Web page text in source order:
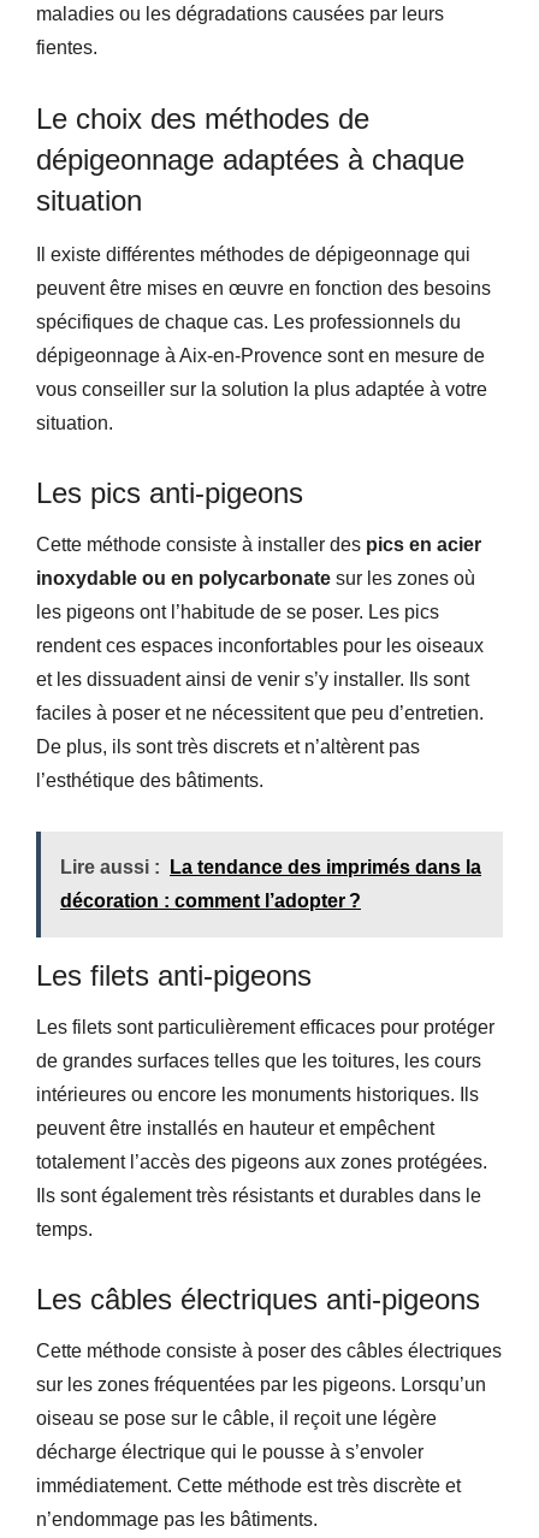
maladies ou les dégradations causées par leurs
fientes.
Le choix des méthodes de
dépigeonnage adaptées à chaque
situation
Il existe différentes méthodes de dépigeonnage qui
peuvent être mises en œuvre en fonction des besoins
spécifiques de chaque cas. Les professionnels du
dépigeonnage à Aix-en-Provence sont en mesure de
vous conseiller sur la solution la plus adaptée à votre
situation.
Les pics anti-pigeons
Cette méthode consiste à installer des pics en acier
inoxydable ou en polycarbonate sur les zones où
les pigeons ont l’habitude de se poser. Les pics
rendent ces espaces inconfortables pour les oiseaux
et les dissuadent ainsi de venir s’y installer. Ils sont
faciles à poser et ne nécessitent que peu d’entretien.
De plus, ils sont très discrets et n’altèrent pas
l’esthétique des bâtiments.
Lire aussi :
La tendance des imprimés dans la
décoration : comment l’adopter ?
Les filets anti-pigeons
Les filets sont particulièrement efficaces pour protéger
de grandes surfaces telles que les toitures, les cours
intérieures ou encore les monuments historiques. Ils
peuvent être installés en hauteur et empêchent
totalement l’accès des pigeons aux zones protégées.
Ils sont également très résistants et durables dans le
temps.
Les câbles électriques anti-pigeons
Cette méthode consiste à poser des câbles électriques
sur les zones fréquentées par les pigeons. Lorsqu’un
oiseau se pose sur le câble, il reçoit une légère
décharge électrique qui le pousse à s’envoler
immédiatement. Cette méthode est très discrète et
n’endommage pas les bâtiments.